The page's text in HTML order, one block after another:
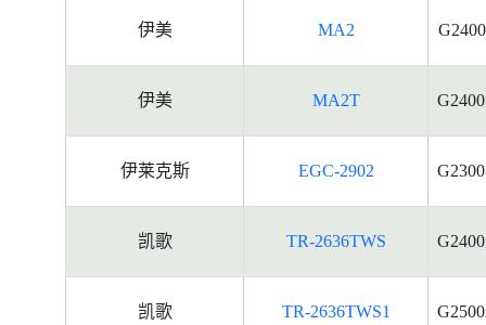
伊美 MA2
伊美 MA2T
伊莱克斯 EGC-2902
凯歌 TR-2636TWS
凯歌 TR-2636TWS1